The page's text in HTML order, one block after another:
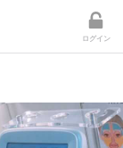
ログイン